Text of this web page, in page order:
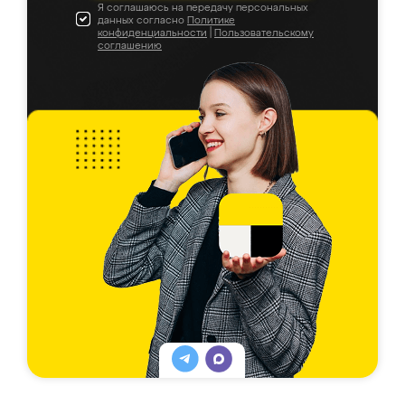
Я соглашаюсь на передачу персональных
данных согласно Политике
конфиденциальности
Пользовательскому
соглашению